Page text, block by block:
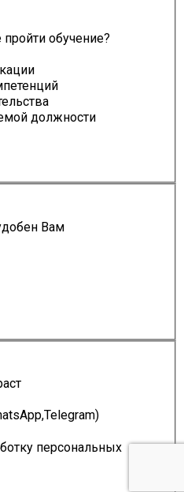
обучение?
должности
Вам
персональных